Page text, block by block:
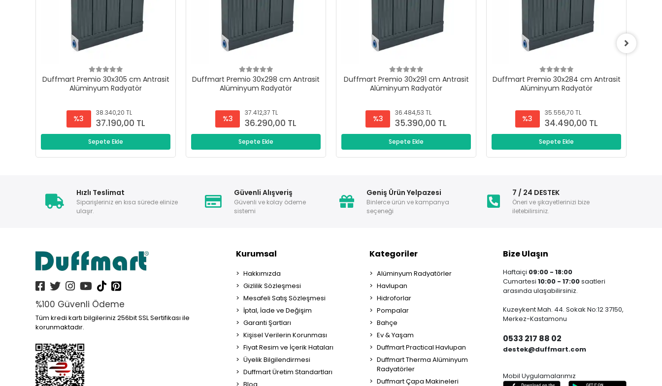
Duffmart Premio 30x305 cm Antrasit
Alüminyum Radyatör
%3
38.340,20 TL
37.190,00 TL
Sepete Ekle
Duffmart Premio 30x298 cm Antrasit
Alüminyum Radyatör
%3
37.412,37 TL
36.290,00 TL
Sepete Ekle
Duffmart Premio 30x291 cm Antrasit
Alüminyum Radyatör
%3
36.484,53 TL
35.390,00 TL
Sepete Ekle
Duffmart Premio 30x284 cm Antrasit
Alüminyum Radyatör
%3
35.556,70 TL
34.490,00 TL
Sepete Ekle
Hızlı Teslimat
Siparişleriniz en kısa sürede elinize
ulaşır.
Güvenli Alışveriş
Güvenli ve kolay ödeme
sistemi
Geniş Ürün Yelpazesi
Binlerce ürün ve kampanya
seçeneği
7 / 24 DESTEK
Öneri ve şikayetlerinizi bize
iletebilirsiniz.
%100 Güvenli Ödeme
Tüm kredi kartı bilgileriniz 256bit SSL Sertifikası ile
korunmaktadır.
Kurumsal
Hakkımızda
Gizlilik Sözleşmesi
Mesafeli Satış Sözleşmesi
İptal, İade ve Değişim
Garanti Şartları
Kişisel Verilerin Korunması
Fiyat Resim ve İçerik Hataları
Üyelik Bilgilendirmesi
Duffmart Üretim Standartları
Kategoriler
Alüminyum Radyatörler
Havlupan
Hidroforlar
Pompalar
Bahçe
Ev & Yaşam
Duffmart Practical Havlupan
Duffmart Therma Alüminyum
Radyatörler
Duffmart Çapa Makineleri
Bize Ulaşın
Haftaiçi 09:00 - 18:00
Cumartesi 10:00 - 17:00saatleri
arasında ulaşabilirsiniz.
Kuzeykent Mah. 44. Sokak No:12 37150,
Merkez-Kastamonu
0533 217 88 02
destek@duffmart.com
Mobil Uygulamalarımız